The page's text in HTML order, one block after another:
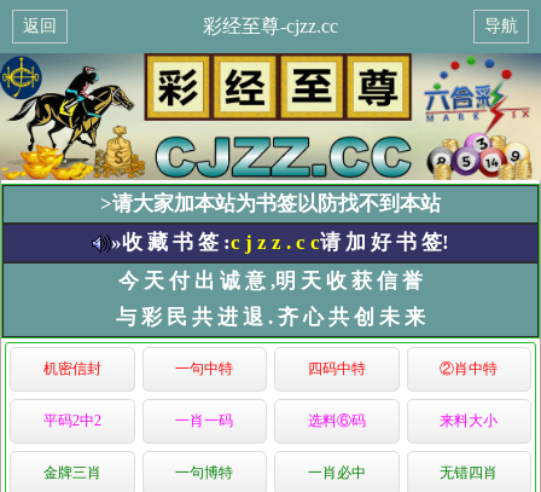
返回 彩经至尊-cjzz.cc 导航
>请大家加本站为书签以防找不到本站
»收 藏 书 签 :c j z z . c c请 加 好 书 签!
今 天 付 出 诚 意 ,明 天 收 获 信 誉
与 彩 民 共 进 退 . 齐 心 共 创 未 来
机密信封 一句中特 四码中特 ②肖中特
平码2中2 一肖一码 选料⑥码 来料大小
金牌三肖 一句博特 一肖必中 无错四肖